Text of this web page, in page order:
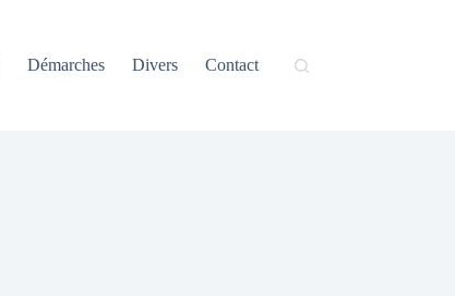
Démarches Divers Contact